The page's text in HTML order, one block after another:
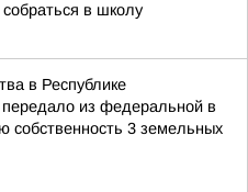
в школу
в Республике
из федеральной в
собственность 3 земельных